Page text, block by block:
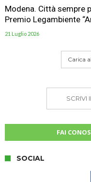
Modena. Città sempre
Premio Legambiente
21 Luglio 2026
Carica
SCRIVI
FAI
SOCIAL